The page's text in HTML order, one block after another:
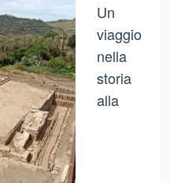
Un
viaggio
nella
storia
alla